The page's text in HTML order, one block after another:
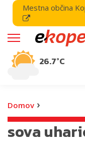
Mestna občina
26.7°C
Domov ›
sova